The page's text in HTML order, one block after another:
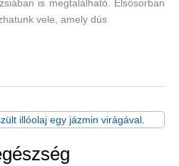
is megtalálható. Elsősorban
vele, amely dús